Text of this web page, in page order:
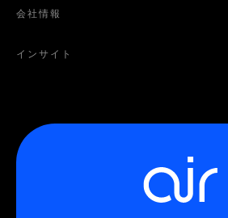
会社情報
インサイト